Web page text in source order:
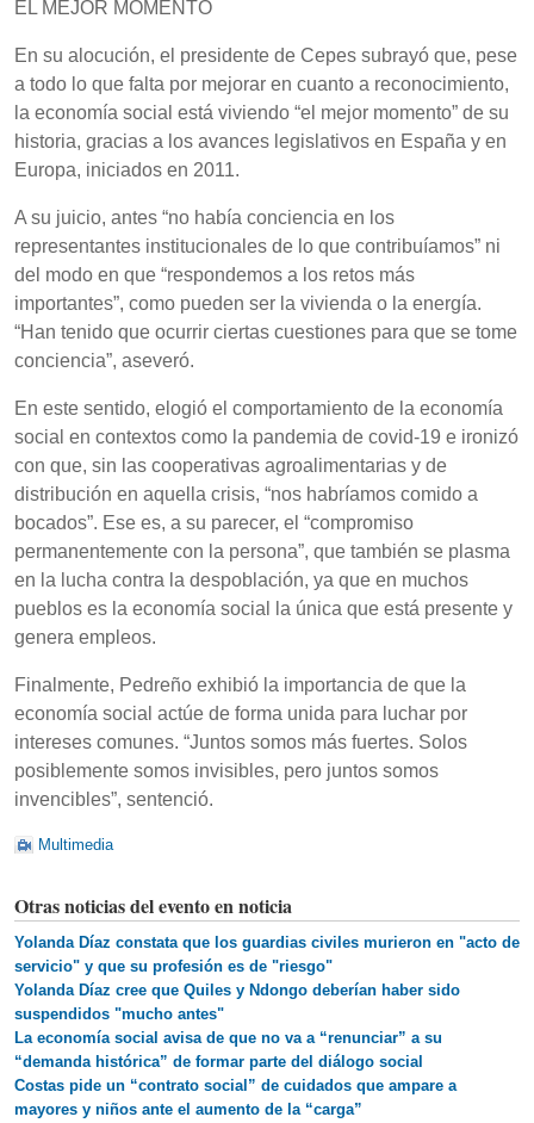
EL MEJOR MOMENTO
En su alocución, el presidente de Cepes subrayó que, pese
a todo lo que falta por mejorar en cuanto a reconocimiento,
la economía social está viviendo “el mejor momento” de su
historia, gracias a los avances legislativos en España y en
Europa, iniciados en 2011.
A su juicio, antes “no había conciencia en los
representantes institucionales de lo que contribuíamos” ni
del modo en que “respondemos a los retos más
importantes”, como pueden ser la vivienda o la energía.
“Han tenido que ocurrir ciertas cuestiones para que se tome
conciencia”, aseveró.
En este sentido, elogió el comportamiento de la economía
social en contextos como la pandemia de covid-19 e ironizó
con que, sin las cooperativas agroalimentarias y de
distribución en aquella crisis, “nos habríamos comido a
bocados”. Ese es, a su parecer, el “compromiso
permanentemente con la persona”, que también se plasma
en la lucha contra la despoblación, ya que en muchos
pueblos es la economía social la única que está presente y
genera empleos.
Finalmente, Pedreño exhibió la importancia de que la
economía social actúe de forma unida para luchar por
intereses comunes. “Juntos somos más fuertes. Solos
posiblemente somos invisibles, pero juntos somos
invencibles”, sentenció.
Multimedia
Otras noticias del evento en noticia
Yolanda Díaz constata que los guardias civiles murieron en "acto de
servicio" y que su profesión es de "riesgo"
Yolanda Díaz cree que Quiles y Ndongo deberían haber sido
suspendidos "mucho antes"
La economía social avisa de que no va a “renunciar” a su
“demanda histórica” de formar parte del diálogo social
Costas pide un “contrato social” de cuidados que ampare a
mayores y niños ante el aumento de la “carga”